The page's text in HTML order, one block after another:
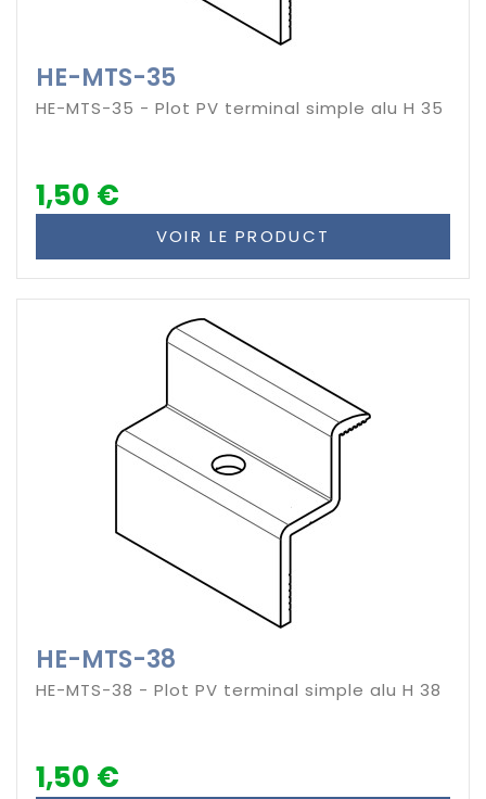
HE-MTS-35
HE-MTS-35 - Plot PV terminal simple alu H 35
1,50 €
VOIR LE PRODUCT
HE-MTS-38
HE-MTS-38 - Plot PV terminal simple alu H 38
1,50 €